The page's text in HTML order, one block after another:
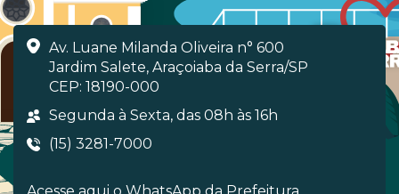
Av. Luane Milanda Oliveira n° 600
Jardim Salete, Araçoiaba da Serra/SP
CEP: 18190-000
Segunda à Sexta, das 08h às 16h
(15) 3281-7000